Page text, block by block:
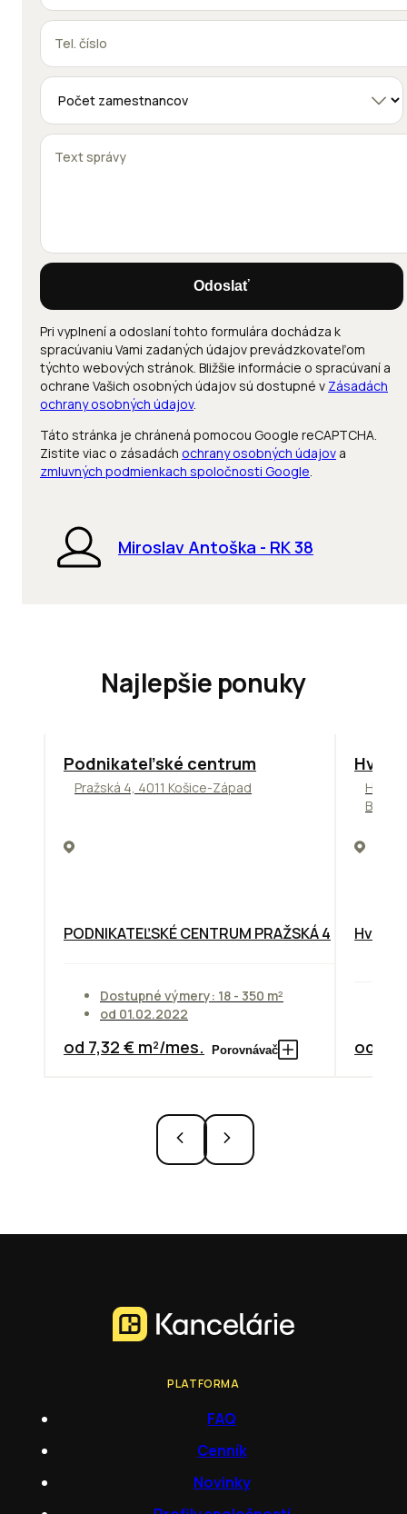
Odoslať
Pri vyplnení a odoslaní tohto formulára dochádza k
spracúvaniu Vami zadaných údajov prevádzkovateľom
týchto webových stránok. Bližšie informácie o spracúvaní a
ochrane Vašich osobných údajov sú dostupné v Zásadách
ochrany osobných údajov.
Táto stránka je chránená pomocou Google reCAPTCHA.
Zistite viac o zásadách ochrany osobných údajov a
zmluvných podmienkach spoločnosti Google.
Miroslav Antoška - RK 38
Najlepšie ponuky
ODPORÚČAME
Podnikateľské centrum
Pražská 4, 4011 Košice-Západ
PODNIKATEĽSKÉ CENTRUM PRAŽSKÁ 4
Dostupné výmery: 18 - 350 m²
od 01.02.2022
od 7,32 € m²/mes. Porovnávač od
PLATFORMA
FAQ
Cenník
Novinky